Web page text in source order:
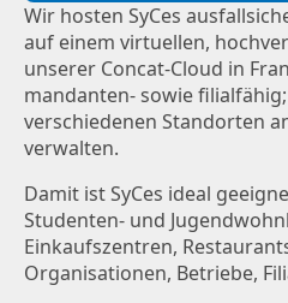
Wir hosten SyCes
auf einem virtuellen,
unserer Concat-Cloud in
mandanten- sowie
verschiedenen Standorten
verwalten.
Damit ist SyCes ideal
Studenten- und
Einkaufszentren,
Organisationen, Betriebe,